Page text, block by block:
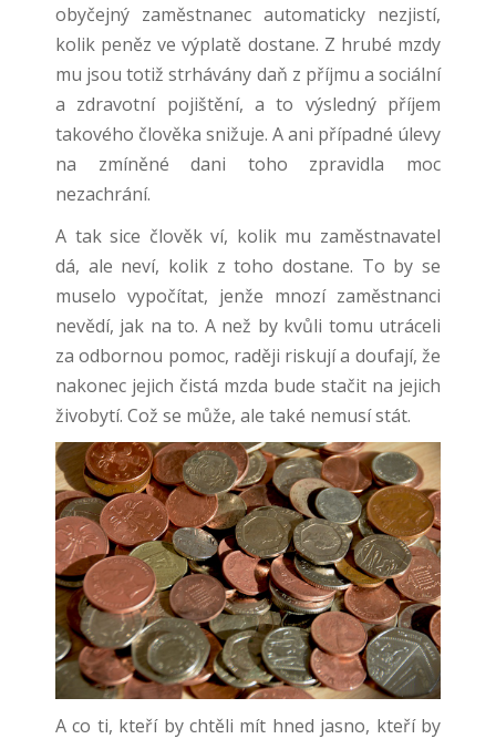
obyčejný zaměstnanec automaticky nezjistí,
kolik peněz ve výplatě dostane. Z hrubé mzdy
mu jsou totiž strhávány daň z příjmu a sociální
a zdravotní pojištění, a to výsledný příjem
takového člověka snižuje. A ani případné úlevy
na zmíněné dani toho zpravidla moc
nezachrání.
A tak sice člověk ví, kolik mu zaměstnavatel
dá, ale neví, kolik z toho dostane. To by se
muselo vypočítat, jenže mnozí zaměstnanci
nevědí, jak na to. A než by kvůli tomu utráceli
za odbornou pomoc, raději riskují a doufají, že
nakonec jejich čistá mzda bude stačit na jejich
živobytí. Což se může, ale také nemusí stát.
A co ti, kteří by chtěli mít hned jasno, kteří by